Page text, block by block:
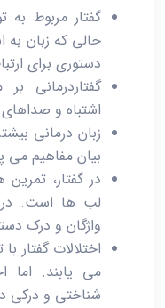
گفتار مربوط
حالی که زبان به
دستوری برای
گفتاردرمانی
اشتباه و
زبان‌ درمانی
بیان مفاهیم می‌
در گفتار،
لب ‌ها است. در
واژگان و درک
اختلالات گفتار
می‌ یابند. اما
شناختی و درکی